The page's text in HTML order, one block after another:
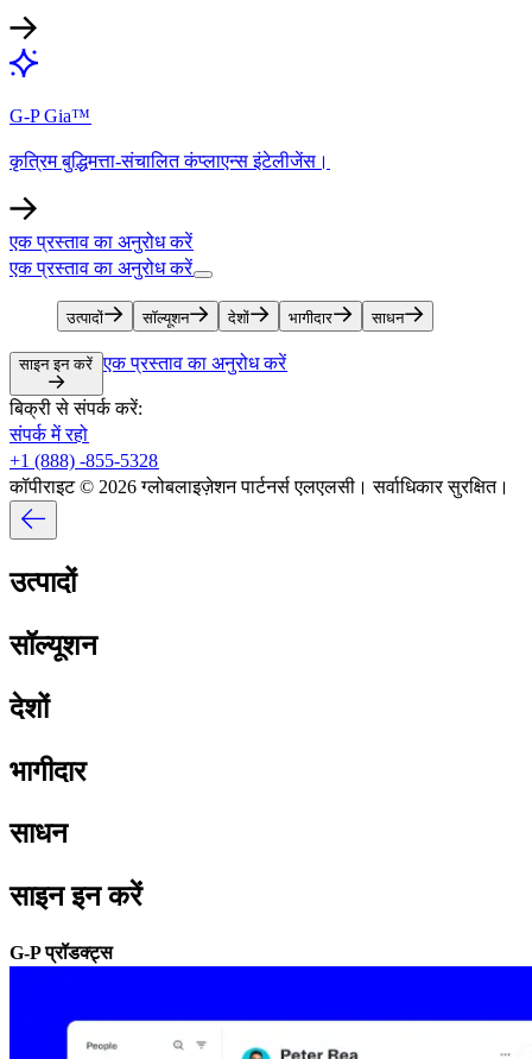
G-P Gia™​​
कृत्रिम बुद्धिमत्ता-संचालित कंप्लाएन्स इंटेलीजेंस।​​
एक प्रस्ताव का अनुरोध करें​​
एक प्रस्ताव का अनुरोध करें​​
उत्पादों​​ सॉल्यूशन​​ देशों​​ भागीदार​​ साधन​​
साइन इन करें​​ एक प्रस्ताव का अनुरोध करें​​
बिक्री से संपर्क करें:​​
संपर्क में रहो​​
+1 (888) -855-5328​​
कॉपीराइट © 2026 ग्लोबलाइज़ेशन पार्टनर्स एलएलसी। सर्वाधिकार सुरक्षित।​​
उत्पादों​​
सॉल्यूशन​​
देशों​​
भागीदार​​
साधन​​
साइन इन करें​​
G-P प्रॉडक्ट्स​​